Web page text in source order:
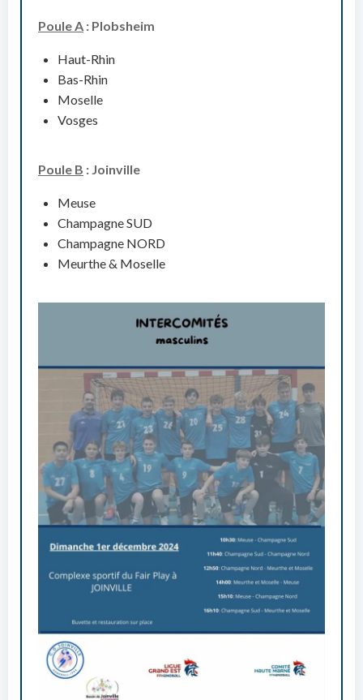
Poule A : Plobsheim
Haut-Rhin
Bas-Rhin
Moselle
Vosges
Poule B : Joinville
Meuse
Champagne SUD
Champagne NORD
Meurthe & Moselle